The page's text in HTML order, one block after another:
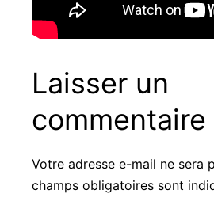
Laisser un
commentaire
Votre adresse e-mail ne sera
champs obligatoires sont